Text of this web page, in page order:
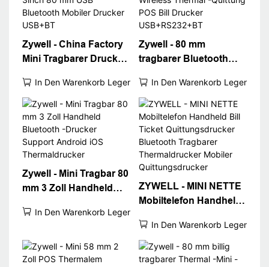
Zywell - China Factory
Mini Tragbarer Drucker
Bluetooth Mobiler
Drucker USB+BT
In Den Warenkorb Legen
Zywell - 80 mm
tragbarer Bluetooth
Thermal -Quittung POS
Bill Drucker
USB+RS232+BT
In Den Warenkorb Legen
Zywell - Mini Tragbar 80
mm 3 Zoll Handheld
Support Android iOS
In Den Warenkorb Legen
ZYWELL - MINI NETTE
Mobiltelefon Handheld
Quittungsdrucker
Bluetooth Tragbarer
Thermaldrucker
In Den Warenkorb Legen